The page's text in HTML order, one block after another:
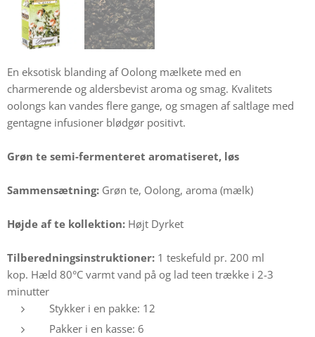
En eksotisk blanding af Oolong mælkete med en
charmerende og aldersbevist aroma og smag. Kvalitets
oolongs kan vandes flere gange, og smagen af saltlage med
gentagne infusioner blødgør positivt.
Grøn te semi-fermenteret aromatiseret, løs
Sammensætning: Grøn te, Oolong, aroma (mælk)
Højde af te kollektion: Højt Dyrket
Tilberedningsinstruktioner: 1 teskefuld pr. 200 ml
kop. Hæld 80°C varmt vand på og lad teen trække i 2-3
minutter
Stykker i en pakke: 12
Pakker i en kasse: 6